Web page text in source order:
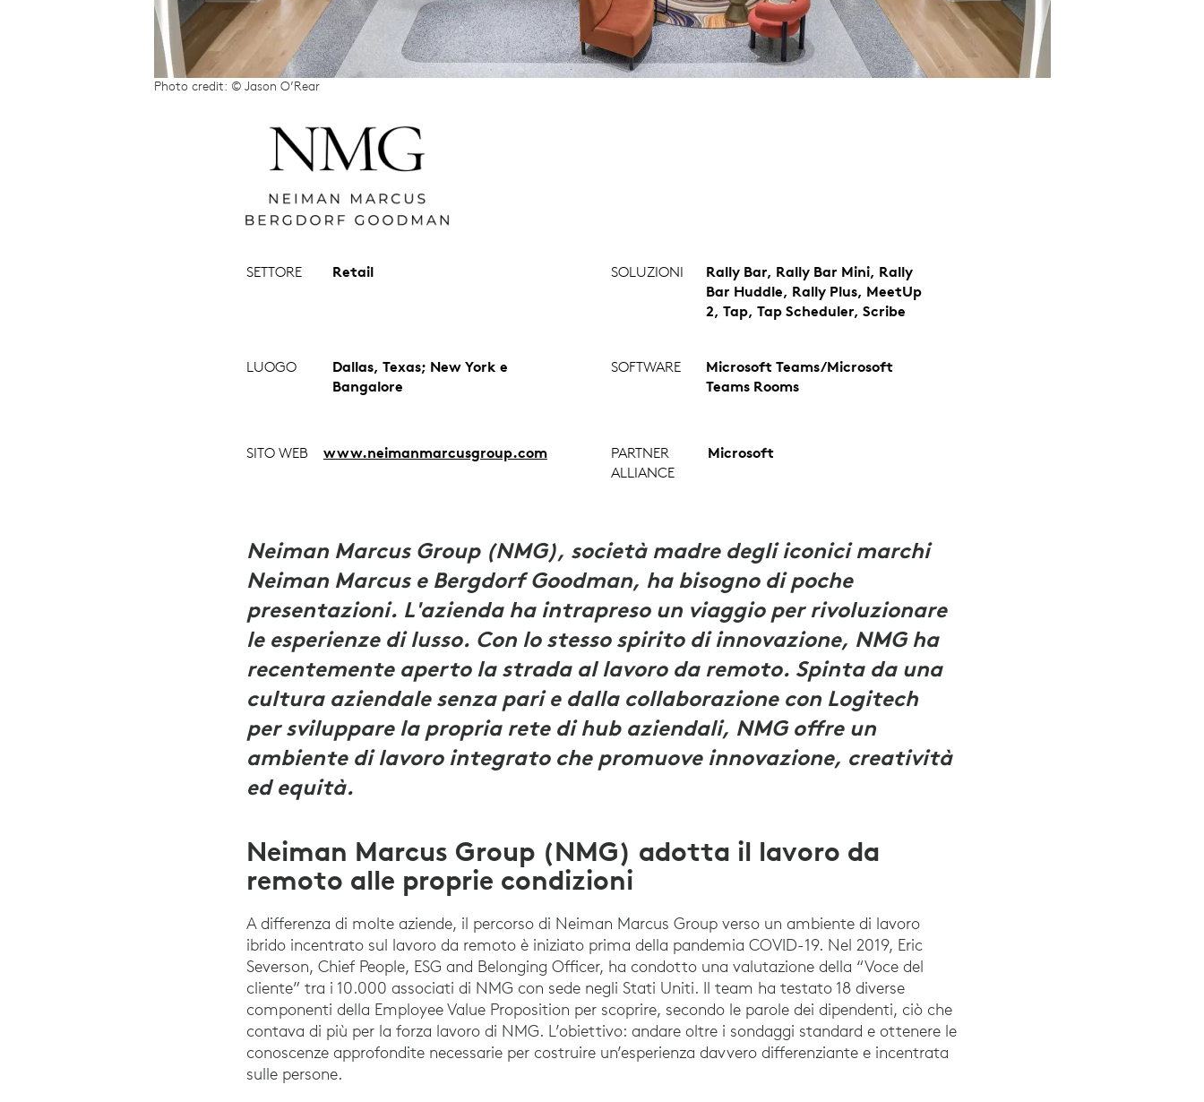
Photo credit: © Jason O’Rear
SETTORE Retail SOLUZIONI
Rally Bar, Rally Bar Mini, Rally
Bar Huddle, Rally Plus, MeetUp
2, Tap, Tap Scheduler, Scribe
LUOGO
Dallas, Texas; New York e
Bangalore
SOFTWARE
Microsoft Teams/Microsoft
Teams Rooms
SITO WEB www.neimanmarcusgroup.com
PARTNER
ALLIANCE
Microsoft
Neiman Marcus Group (NMG), società madre degli iconici marchi
Neiman Marcus e Bergdorf Goodman, ha bisogno di poche
presentazioni. L'azienda ha intrapreso un viaggio per rivoluzionare
le esperienze di lusso. Con lo stesso spirito di innovazione, NMG ha
recentemente aperto la strada al lavoro da remoto. Spinta da una
cultura aziendale senza pari e dalla collaborazione con Logitech
per sviluppare la propria rete di hub aziendali, NMG offre un
ambiente di lavoro integrato che promuove innovazione, creatività
ed equità.
Neiman Marcus Group (NMG) adotta il lavoro da
remoto alle proprie condizioni
A differenza di molte aziende, il percorso di Neiman Marcus Group verso un ambiente di lavoro
ibrido incentrato sul lavoro da remoto è iniziato prima della pandemia COVID-19. Nel 2019, Eric
Severson, Chief People, ESG and Belonging Officer, ha condotto una valutazione della “Voce del
cliente” tra i 10.000 associati di NMG con sede negli Stati Uniti. Il team ha testato 18 diverse
componenti della Employee Value Proposition per scoprire, secondo le parole dei dipendenti, ciò che
contava di più per la forza lavoro di NMG. L’obiettivo: andare oltre i sondaggi standard e ottenere le
conoscenze approfondite necessarie per costruire un’esperienza davvero differenziante e incentrata
sulle persone.